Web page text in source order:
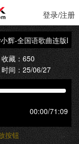
登录/注册
辉-全国语歌曲连版Live
收藏：650
时间：25/06/27
00:00/71:09
按钮